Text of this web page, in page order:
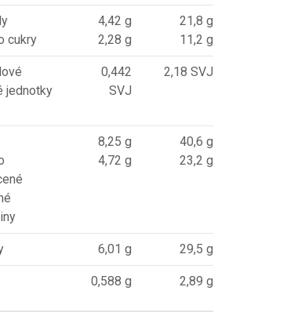
cukry
4,42 g
2,28 g
21,8 g
11,2 g
jednotky
0,442
SVJ
2,18 SVJ
8,25 g
4,72 g
40,6 g
23,2 g
6,01 g 29,5 g
0,588 g 2,89 g